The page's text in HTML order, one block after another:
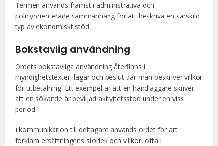
Termen används främst i administrativa och
policyorienterade sammanhang för att beskriva en särskild
typ av ekonomiskt stöd.
Bokstavlig användning
Ordets bokstavliga användning återfinns i
myndighetstexter, lagar och beslut där man beskriver villkor
för utbetalning. Ett exempel är att en handläggare skriver
att en sökande är beviljad aktivitetsstöd under en viss
period.
I kommunikation till deltagare används ordet för att
förklara ersättningens storlek och villkor, ofta i